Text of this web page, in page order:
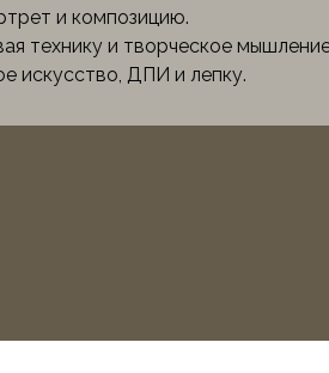
и композицию.
технику и творческое
искусство, ДПИ и лепку.